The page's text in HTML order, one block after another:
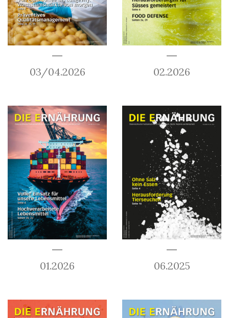
03/04.2026 02.2026
01.2026 06.2025